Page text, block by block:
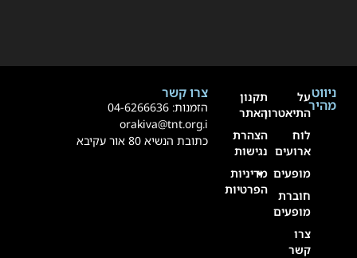
ניווט
מהירעל
התיאטרון
ארועים
מופעים
חוברת
מופעים
קשר
תקנון
האתר
הצהרת
נגישות
מדיניות
הפרטיות
צרו קשר
הזמנות: 04-6266636
orakiva@tnt.org.i
כתובת הנשיא 80 אור עקיבא